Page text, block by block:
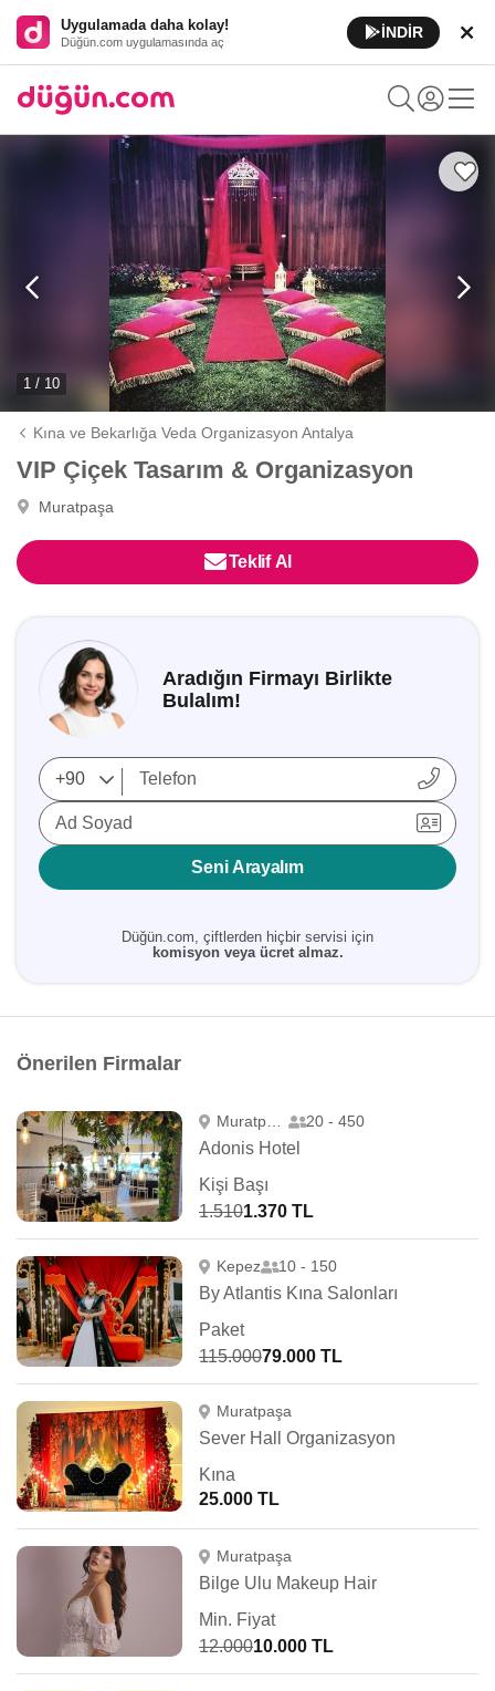
Uygulamada daha kolay!
Düğün.com uygulamasında aç
İNDİR
1 / 10
Kına ve Bekarlığa Veda Organizasyon Antalya
VIP Çiçek Tasarım & Organizasyon
Muratpaşa
Teklif Al
Aradığın Firmayı Birlikte
Bulalım!
Ad Soyad
Seni Arayalım
Düğün.com, çiftlerden hiçbir servisi için
komisyon veya ücret almaz.
Önerilen Firmalar
Muratpaşa 20 - 450
Adonis Hotel
Kişi Başı
1.5101.370 TL
Kepez 10 - 150
By Atlantis Kına Salonları
Paket
115.00079.000 TL
Muratpaşa
Sever Hall Organizasyon
Kına
25.000 TL
Muratpaşa
Bilge Ulu Makeup Hair
Min. Fiyat
12.00010.000 TL